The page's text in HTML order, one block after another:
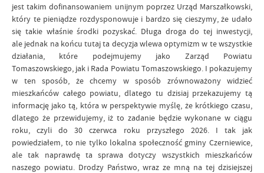
jest takim dofinansowaniem unijnym poprzez Urząd Marszałkowski,
który te pieniądze rozdysponowuje i bardzo się cieszymy, że udało
się takie właśnie środki pozyskać. Długa droga do tej inwestycji,
ale jednak na końcu tutaj ta decyzja wlewa optymizm w te wszystkie
działania, które podejmujemy jako Zarząd Powiatu
Tomaszowskiego, jak i Rada Powiatu Tomaszowskiego. I pokazujemy
w ten sposób, że chcemy w sposób zrównoważony widzieć
mieszkańców całego powiatu, dlatego tu dzisiaj przekazujemy tą
informację jako tą, która w perspektywie myślę, że krótkiego czasu,
dlatego że przewidujemy, iż to zadanie będzie wykonane w ciągu
roku, czyli do 30 czerwca roku przyszłego 2026. I tak jak
powiedziałem, to nie tylko lokalna społeczność gminy Czerniewice,
ale tak naprawdę ta sprawa dotyczy wszystkich mieszkańców
naszego powiatu. Drodzy Państwo, wraz ze mną na tej dzisiejszej